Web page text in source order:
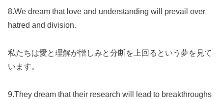
8.We dream that love and understanding will prevail over
hatred and division.
私たちは愛と理解が憎しみと分断を上回るという夢を見て
います。
9.They dream that their research will lead to breakthroughs